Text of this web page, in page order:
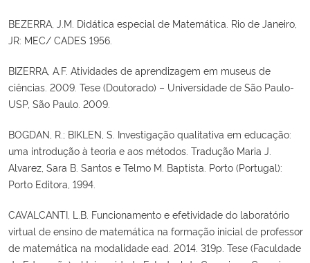
BEZERRA, J.M. Didática especial de Matemática. Rio de Janeiro,
JR: MEC/ CADES 1956.
BIZERRA, A.F. Atividades de aprendizagem em museus de
ciências. 2009. Tese (Doutorado) – Universidade de São Paulo-
USP, São Paulo. 2009.
BOGDAN, R.; BIKLEN, S. Investigação qualitativa em educação:
uma introdução à teoria e aos métodos. Tradução Maria J.
Alvarez, Sara B. Santos e Telmo M. Baptista. Porto (Portugal):
Porto Editora, 1994.
CAVALCANTI, L.B. Funcionamento e efetividade do laboratório
virtual de ensino de matemática na formação inicial de professor
de matemática na modalidade ead. 2014. 319p. Tese (Faculdade